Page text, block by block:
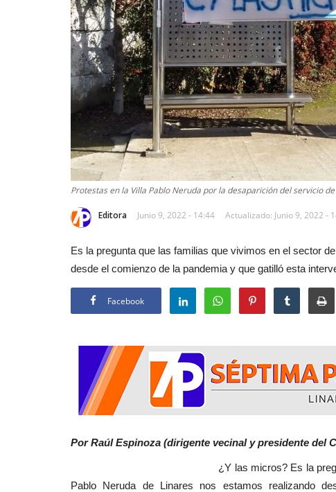
Protestas en la Villa Pablo Neruda por la desaparición del servicio
Editora Junio 9, 2022 - 14:44 Actualizado: Junio 9, 2022 -
Es la pregunta que las familias que vivimos en el sector
desde el comienzo de la pandemia y que gatilló esta
Facebook
Por Raúl Espinoza (dirigente vecinal y presidente del
¿Y las micros? Es la pregunta que las
Pablo Neruda de Linares nos estamos realizando